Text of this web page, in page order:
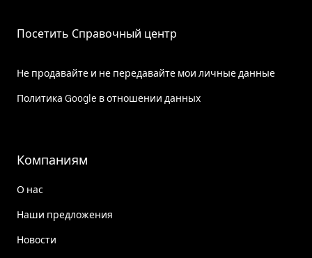
Посетить Справочный центр
Не продавайте и не передавайте мои личные данные
Политика Google в отношении данных
Компаниям
О нас
Наши предложения
Новости